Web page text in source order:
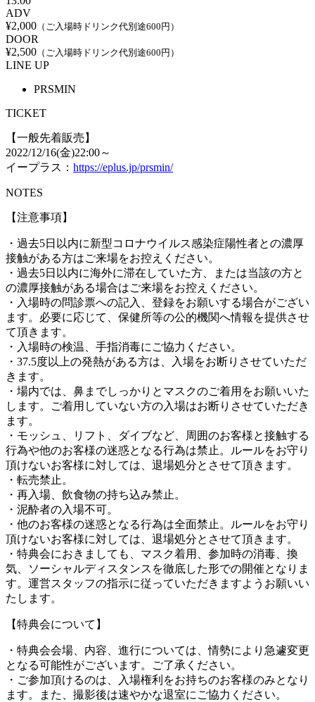
ADV
¥2,000 （ご入場時ドリンク代別途600円）
DOOR
¥2,500 （ご入場時ドリンク代別途600円）
LINE UP
PRSMIN
TICKET
【一般先着販売】
2022/12/16(金)22:00～
イープラス： https://eplus.jp/prsmin/
NOTES
【注意事項】
・過去5日以内に新型コロナウイルス感染症陽性者との濃厚
接触がある方はご来場をお控えください。
・過去5日以内に海外に滞在していた方、または当該の方と
の濃厚接触がある場合はご来場をお控えください。
・入場時の問診票への記入、登録をお願いする場合がござい
ます。必要に応じて、保健所等の公的機関へ情報を提供させ
て頂きます。
・入場時の検温、手指消毒にご協力ください。
・37.5度以上の発熱がある方は、入場をお断りさせていただ
きます。
・場内では、鼻までしっかりとマスクのご着用をお願いいた
します。ご着用していない方の入場はお断りさせていただき
ます。
・モッシュ、リフト、ダイブなど、周囲のお客様と接触する
行為や他のお客様の迷惑となる行為は禁止。ルールをお守り
頂けないお客様に対しては、退場処分とさせて頂きます。
・転売禁止。
・再入場、飲食物の持ち込み禁止。
・泥酔者の入場不可。
・他のお客様の迷惑となる行為は全面禁止。ルールをお守り
頂けないお客様に対しては、退場処分とさせて頂きます。
・特典会におきましても、マスク着用、参加時の消毒、換
気、ソーシャルディスタンスを徹底した形での開催となりま
す。運営スタッフの指示に従っていただきますようお願いい
たします。
【特典会について】
・特典会会場、内容、進行については、情勢により急遽変更
となる可能性がございます。ご了承ください。
・ご参加頂けるのは、入場権利をお持ちのお客様のみとなり
ます。また、撮影後は速やかな退室にご協力ください。